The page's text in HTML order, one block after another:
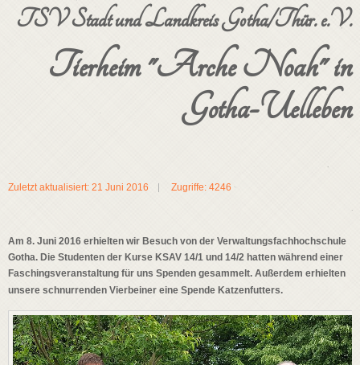
TSV Stadt und Landkreis Gotha/Thür. e.V.
Tierheim "Arche Noah" in
Gotha-Uelleben
Zuletzt aktualisiert: 21 Juni 2016 Zugriffe: 4246
Am 8. Juni 2016 erhielten wir Besuch von der Verwaltungsfachhochschule
Gotha. Die Studenten der Kurse KSAV 14/1 und 14/2 hatten während einer
Faschingsveranstaltung für uns Spenden gesammelt. Außerdem erhielten
unsere schnurrenden Vierbeiner eine Spende Katzenfutters.